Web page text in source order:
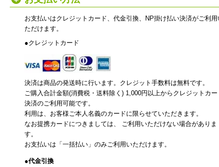
お支払いはクレジットカード、代金引換、NP掛け払い決済がご利用
ただけます。
●クレジットカード
決済は商品の発送時に行います。クレジット手数料は無料です。
ご購入合計金額(消費税・送料除く) 1,000円以上からクレジットカー
決済のご利用可能です。
利用は、お客様ご本人名義のカードに限らせていただきます。
なお提携カードにつきましては、 ご利用いただけない場合がありま
す。
お支払いは「一括払い」のみご利用いただけます。
●代金引換